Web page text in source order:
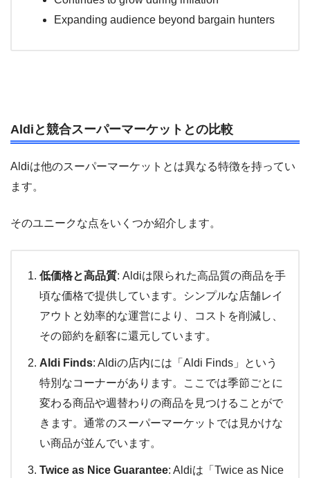
Expanding audience beyond bargain hunters
Aldiと競合スーパーマーケットとの比較
Aldiは他のスーパーマーケットとは異なる特徴を持ってい
ます。
そのユニークな点をいくつか紹介します。
低価格と高品質: Aldiは限られた高品質の商品を手
頃な価格で提供しています。シンプルな店舗レイ
アウトと効率的な運営により、コストを削減し、
その節約を顧客に還元しています。
Aldi Finds: Aldiの店内には「Aldi Finds」という
特別なコーナーがあります。ここでは季節ごとに
変わる商品や週替わりの商品を見つけることがで
きます。通常のスーパーマーケットでは見かけな
い商品が並んでいます。
Twice as Nice Guarantee: Aldiは「Twice as Nice